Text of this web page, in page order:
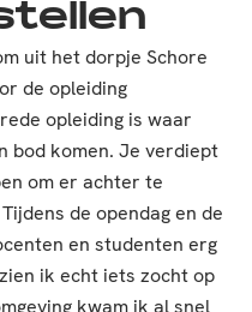
uit het dorpje Schore
de opleiding
opleiding is waar
bod komen. Je verdiept
om er achter te
de opendag en de
en studenten erg
ik echt iets zocht op
kwam ik al snel